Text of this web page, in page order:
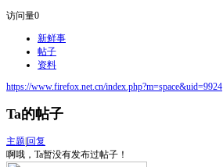
访问量0
新鲜事
帖子
资料
https://www.firefox.net.cn/index.php?m=space&uid=9924
Ta的帖子
主题 回复
啊哦，Ta暂没有发布过帖子！